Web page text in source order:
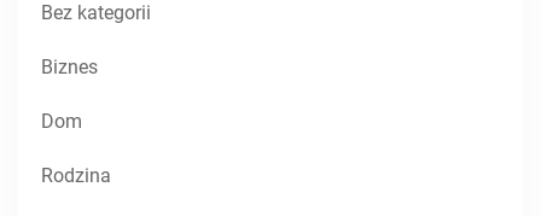
Bez kategorii
Biznes
Dom
Rodzina